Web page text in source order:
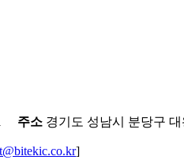
주소 경기도 성남시 분당구
]